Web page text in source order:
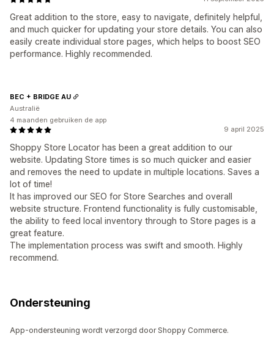
Great addition to the store, easy to navigate, definitely helpful,
and much quicker for updating your store details. You can also
easily create individual store pages, which helps to boost SEO
performance. Highly recommended.
9 april 2025
Shoppy Store Locator has been a great addition to our
website. Updating Store times is so much quicker and easier
and removes the need to update in multiple locations. Saves a
lot of time!
It has improved our SEO for Store Searches and overall
website structure. Frontend functionality is fully customisable,
the ability to feed local inventory through to Store pages is a
great feature.
The implementation process was swift and smooth. Highly
recommend.
BEC + BRIDGE AU
Australië
4 maanden gebruiken de app
Ondersteuning
App-ondersteuning wordt verzorgd door Shoppy Commerce.